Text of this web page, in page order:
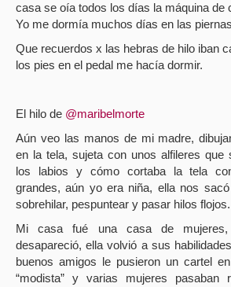
casa se oía todos los días la máquina de
Yo me dormía muchos días en las
Que recuerdos x las hebras de hilo iban
los pies en el pedal me hacía dormir.
El hilo de @maribelmorte
Aún veo las manos de mi madre,
en la tela, sujeta con unos alfileres que
los labios y cómo cortaba la tela
grandes, aún yo era niña, ella nos
sobrehilar, pespuntear y pasar hilos flojos.
Mi casa fué una casa de
desapareció, ella volvió a sus
buenos amigos le pusieron un cartel
“modista” y varias mujeres pasaban